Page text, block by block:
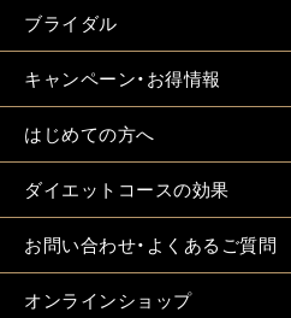
ブライダル
キャンペーン・お得情報
はじめての方へ
ダイエットコースの効果
お問い合わせ・よくあるご質問
オンラインショップ